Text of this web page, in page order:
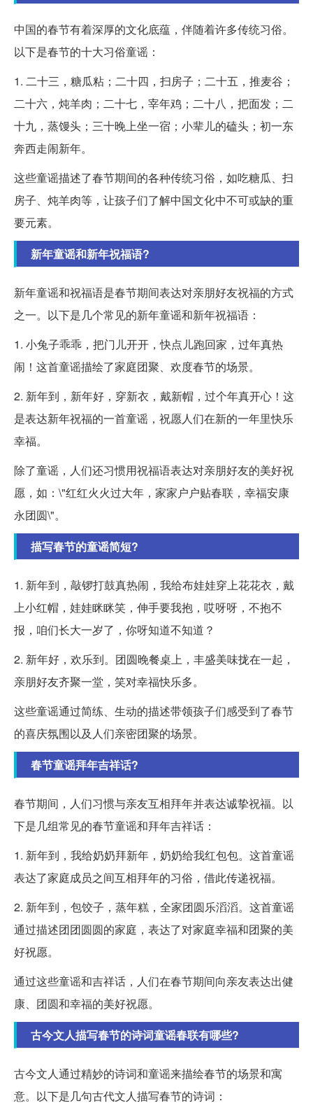
中国的春节有着深厚的文化底蕴，伴随着许多传统习俗。
以下是春节的十大习俗童谣：
1. 二十三，糖瓜粘；二十四，扫房子；二十五，推麦谷；
二十六，炖羊肉；二十七，宰年鸡；二十八，把面发；二
十九，蒸馒头；三十晚上坐一宿；小辈儿的磕头；初一东
奔西走闹新年。
这些童谣描述了春节期间的各种传统习俗，如吃糖瓜、扫
房子、炖羊肉等，让孩子们了解中国文化中不可或缺的重
要元素。
新年童谣和新年祝福语?
新年童谣和祝福语是春节期间表达对亲朋好友祝福的方式
之一。以下是几个常见的新年童谣和新年祝福语：
1. 小兔子乖乖，把门儿开开，快点儿跑回家，过年真热
闹！这首童谣描绘了家庭团聚、欢度春节的场景。
2. 新年到，新年好，穿新衣，戴新帽，过个年真开心！这
是表达新年祝福的一首童谣，祝愿人们在新的一年里快乐
幸福。
除了童谣，人们还习惯用祝福语表达对亲朋好友的美好祝
愿，如：\"红红火火过大年，家家户户贴春联，幸福安康
永团圆\"。
描写春节的童谣简短?
1. 新年到，敲锣打鼓真热闹，我给布娃娃穿上花花衣，戴
上小红帽，娃娃眯眯笑，伸手要我抱，哎呀呀，不抱不
报，咱们长大一岁了，你呀知道不知道？
2. 新年好，欢乐到。团圆晚餐桌上，丰盛美味拢在一起，
亲朋好友齐聚一堂，笑对幸福快乐多。
这些童谣通过简练、生动的描述带领孩子们感受到了春节
的喜庆氛围以及人们亲密团聚的场景。
春节童谣拜年吉祥话?
春节期间，人们习惯与亲友互相拜年并表达诚挚祝福。以
下是几组常见的春节童谣和拜年吉祥话：
1. 新年到，我给奶奶拜新年，奶奶给我红包包。这首童谣
表达了家庭成员之间互相拜年的习俗，借此传递祝福。
2. 新年到，包饺子，蒸年糕，全家团圆乐滔滔。这首童谣
通过描述团团圆圆的家庭，表达了对家庭幸福和团聚的美
好祝愿。
通过这些童谣和吉祥话，人们在春节期间向亲友表达出健
康、团圆和幸福的美好祝愿。
古今文人描写春节的诗词童谣春联有哪些?
古今文人通过精妙的诗词和童谣来描绘春节的场景和寓
意。以下是几句古代文人描写春节的诗词：